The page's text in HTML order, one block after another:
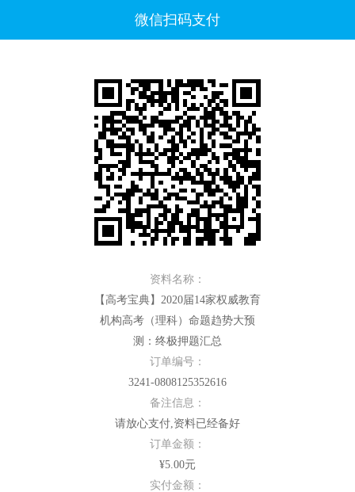
微信扫码支付
资料名称：
【高考宝典】2020届14家权威教育
机构高考（理科）命题趋势大预
测：终极押题汇总
订单编号：
3241-0808125352616
备注信息：
请放心支付,资料已经备好
订单金额：
¥5.00元
实付金额：